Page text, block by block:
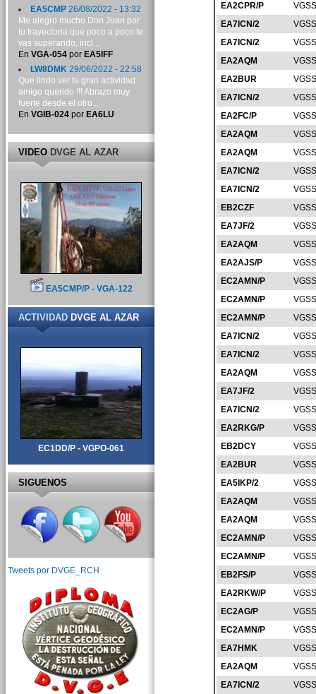
EA2CPR/P
EA7ICN/2
EA7ICN/2
EA2AQM
EA2BUR
EA7ICN/2
EA2FC/P
EA2AQM
EA2AQM
EA7ICN/2
EA7ICN/2
EB2CZF
EA7JF/2
EA2AQM
EA2AJS/P
EC2AMN/P
EC2AMN/P
EC2AMN/P
EA7ICN/2
EA7ICN/2
EA2AQM
EA7JF/2
EA7ICN/2
EA2RKG/P
EB2DCY
EA2BUR
EA5IKP/2
EA2AQM
EA2AQM
EC2AMN/P
EC2AMN/P
EB2FS/P
EA2RKW/P
EC2AG/P
EC2AMN/P
EA7HMK
EA2AQM
EA7ICN/2
EA5CMP26/08/2022 - 13:32
Me alegro mucho Don Juan por
tu trayectoria que poco a poco te
vas superando, incl...
En VGA-054por EA5IFF
LW8DMK29/06/2022 - 22:58
Que lindo ver tu gran actividad
amigo querido !!! Abrazo muy
fuerte desde el otro...
En VGIB-024por EA6LU
VIDEODVGE AL AZAR
EA5CMP/P - VGA-122
ACTIVIDADDVGE AL AZAR
EC1DD/P - VGPO-061
SIGUENOS
Tweets por DVGE_RCH